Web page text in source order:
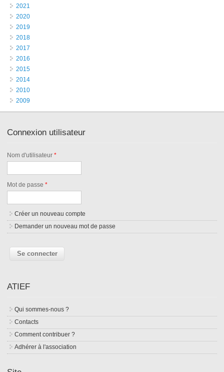
2021
2020
2019
2018
2017
2016
2015
2014
2010
2009
Connexion utilisateur
Nom d'utilisateur*
Mot de passe*
Créer un nouveau compte
Demander un nouveau mot de passe
ATIEF
Qui sommes-nous ?
Contacts
Comment contribuer ?
Adhérer à l'association